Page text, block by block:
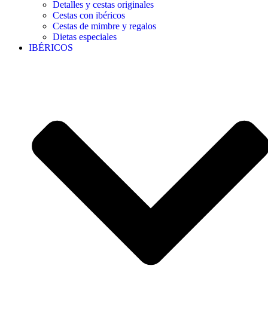
Detalles y cestas originales
Cestas con ibéricos
Cestas de mimbre y regalos
Dietas especiales
IBÉRICOS